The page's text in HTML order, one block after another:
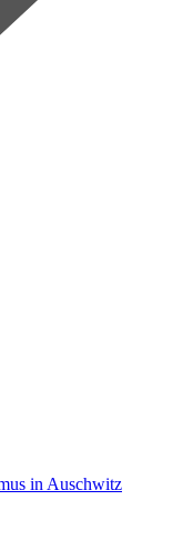
in Auschwitz